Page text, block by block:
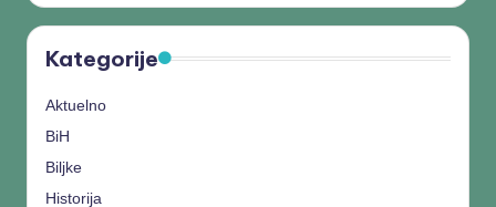
Kategorije
Aktuelno
BiH
Biljke
Historija